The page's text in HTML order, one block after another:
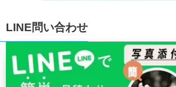
LINE問い合わせ